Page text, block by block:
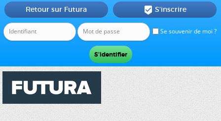
Se souvenir de moi ?
Retour sur Futura  S'inscrire